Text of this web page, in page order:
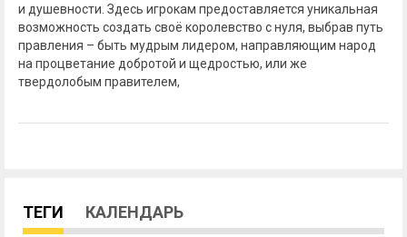
и душевности. Здесь игрокам предоставляется уникальная
возможность создать своё королевство с нуля, выбрав путь
правления – быть мудрым лидером, направляющим народ
на процветание добротой и щедростью, или же
твердолобым правителем,
ТЕГИ КАЛЕНДАРЬ